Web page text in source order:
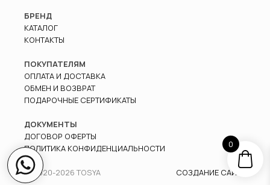
БРЕНД
КАТАЛОГ
КОНТАКТЫ
ПОКУПАТЕЛЯМ
ОПЛАТА И ДОСТАВКА
ОБМЕН И ВОЗВРАТ
ПОДАРОЧНЫЕ СЕРТИФИКАТЫ
ДОКУМЕНТЫ
ДОГОВОР ОФЕРТЫ
ПОЛИТИКА КОНФИДЕНЦИАЛЬНОСТИ
© 2020-2026 TOSYA СОЗДАНИЕ САЙТА
0